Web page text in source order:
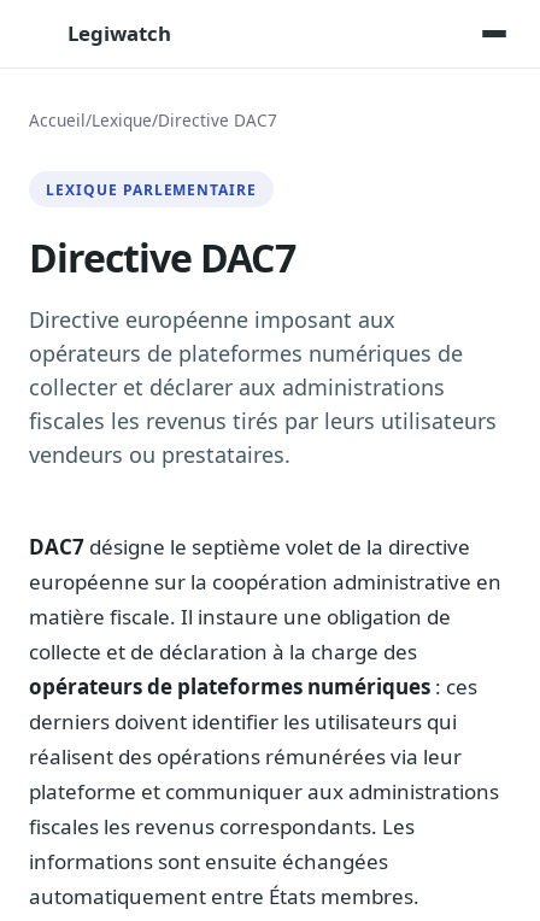
Legiwatch
Posez vos questions, réponses sourcées
Transcriptions IA
Toutes les séances AN/Sénat transcrites
Synthèses IA
Résumés automatiques des dossiers longs
Veille des matinales radio
9 interviews politiques, analysées avant 10 h
Alertes personnalisées
Notes, briefings, tableaux de bord
Fiches parlementaires
Parcours, mandats, prises de position
Registre HATVP
Cartographier l'influence sur un dossier
Affaires publiques
Affaires réglementaires
Accueil/Lexique/Directive DAC7
LEXIQUE PARLEMENTAIRE
Directive DAC7
Directive européenne imposant aux
opérateurs de plateformes numériques de
collecter et déclarer aux administrations
fiscales les revenus tirés par leurs utilisateurs
vendeurs ou prestataires.
DAC7 désigne le septième volet de la directive
européenne sur la coopération administrative en
matière fiscale. Il instaure une obligation de
collecte et de déclaration à la charge des
opérateurs de plateformes numériques : ces
derniers doivent identifier les utilisateurs qui
réalisent des opérations rémunérées via leur
plateforme et communiquer aux administrations
fiscales les revenus correspondants. Les
informations sont ensuite échangées
automatiquement entre États membres.